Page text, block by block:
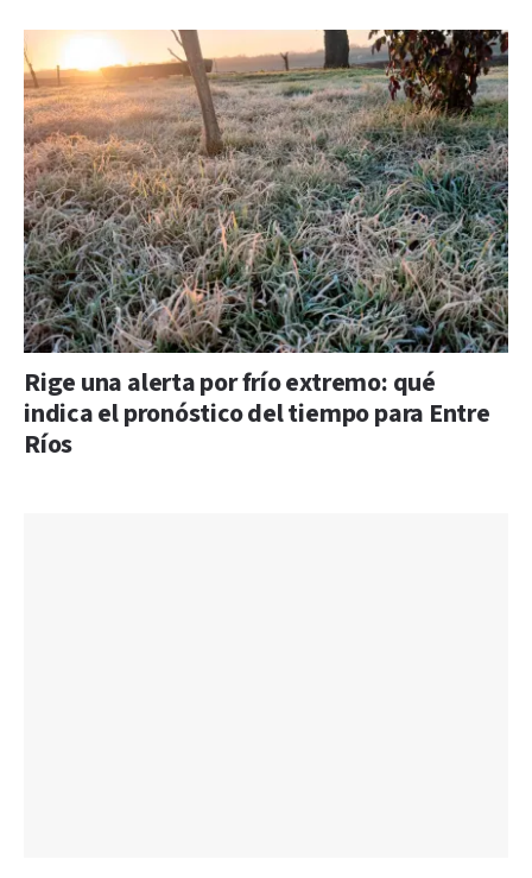
Rige una alerta por frío extremo: qué
indica el pronóstico del tiempo para Entre
Ríos